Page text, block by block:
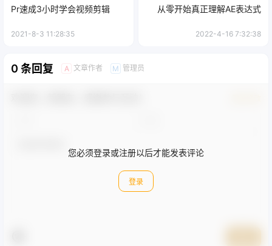
Pr速成3小时学会视频剪辑
2021-8-3 11:28:35
从零开始真正理解AE表达式
2022-4-16 7:32:38
0 条回复 A 文章作者 M 管理员
您必须登录或注册以后才能发表评论
登录